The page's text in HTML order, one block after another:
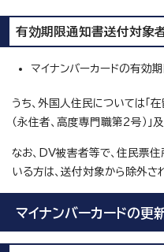
有効期限通知書送付対象
マイナンバーカードの有効
うち、外国人住民については「
（永住者、高度専門職第2号）」
なお、DV被害者等で、住民票
いる方は、送付対象から除外さ
マイナンバーカードの更